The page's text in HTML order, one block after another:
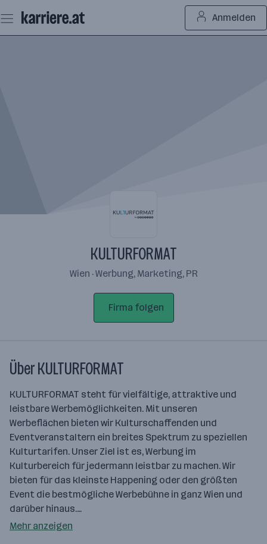
Seiteninhalt
springen
Anmelden
KULTURFORMAT
Wien · Werbung, Marketing, PR
Firma folgen
Über KULTURFORMAT
KULTURFORMAT steht für vielfältige, attraktive und
leistbare Werbemöglichkeiten. Mit unseren
Werbeflächen bieten wir Kulturschaffenden und
Eventveranstaltern ein breites Spektrum zu speziellen
Kulturtarifen. Unser Ziel ist es, Werbung im
Kulturbereich für jedermann leistbar zu machen. Wir
bieten für das kleinste Happening oder den größten
Event die bestmögliche Werbebühne in ganz Wien und
darüber hinaus.…
Mehr anzeigen